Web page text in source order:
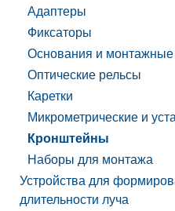
Адаптеры
Фиксаторы
Основания и
Оптические рельсы
Каретки
Микрометрические и
Кронштейны
Наборы для монтажа
Устройства для
длительности луча